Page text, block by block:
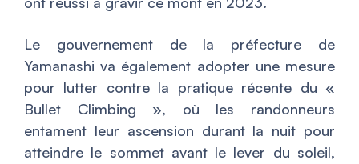
Le gouvernement de la préfecture de
Yamanashi va également adopter une mesure
pour lutter contre la pratique récente du «
Bullet Climbing », où les randonneurs
entament leur ascension durant la nuit pour
atteindre le sommet avant le lever du soleil,